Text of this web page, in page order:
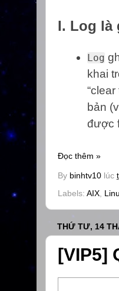
I. Log là
Log
khai
bản
được
Đọc thêm »
By binhtv10 lúc
Labels: AIX
THỨ TƯ, 14
[VIP5]